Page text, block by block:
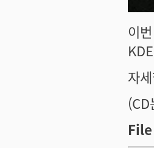
이
자